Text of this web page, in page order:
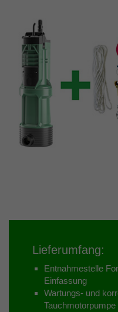
Lieferumfang:
Entnahmestelle
Einfassung
Wartungs- und
Tauchmotorpumpe